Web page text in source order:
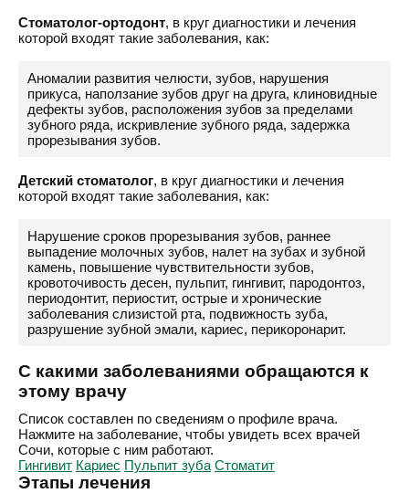
Стоматолог-ортодонт, в круг диагностики и лечения
которой входят такие заболевания, как:
Аномалии развития челюсти, зубов, нарушения
прикуса, наползание зубов друг на друга, клиновидные
дефекты зубов, расположения зубов за пределами
зубного ряда, искривление зубного ряда, задержка
прорезывания зубов.
Детский стоматолог, в круг диагностики и лечения
которой входят такие заболевания, как:
Нарушение сроков прорезывания зубов, раннее
выпадение молочных зубов, налет на зубах и зубной
камень, повышение чувствительности зубов,
кровоточивость десен, пульпит, гингивит, пародонтоз,
периодонтит, периостит, острые и хронические
заболевания слизистой рта, подвижность зуба,
разрушение зубной эмали, кариес, перикоронарит.
С какими заболеваниями обращаются к
этому врачу
Список составлен по сведениям о профиле врача.
Нажмите на заболевание, чтобы увидеть всех врачей
Сочи, которые с ним работают.
Гингивит Кариес Пульпит зуба Стоматит
Этапы лечения